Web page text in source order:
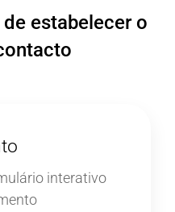
estabelecer o
interativo